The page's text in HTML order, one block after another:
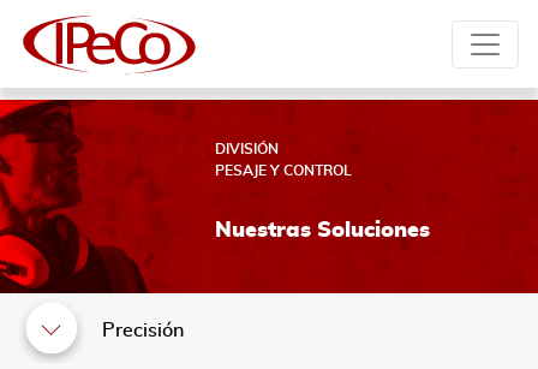
DIVISIÓN
PESAJE Y CONTROL
Nuestras Soluciones
Precisión